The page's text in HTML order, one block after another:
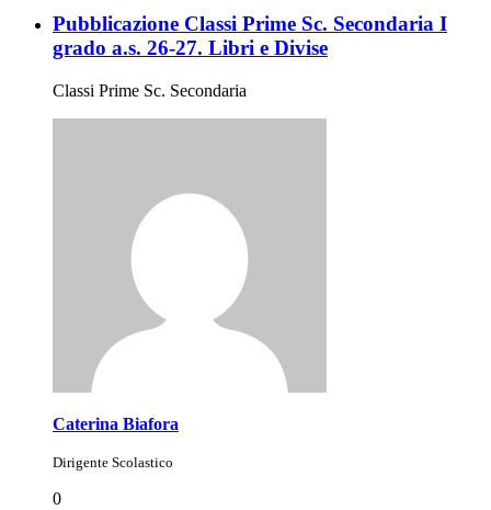
Pubblicazione Classi Prime Sc. Secondaria I
grado a.s. 26-27. Libri e Divise
Classi Prime Sc. Secondaria
Caterina Biafora
Dirigente Scolastico
0